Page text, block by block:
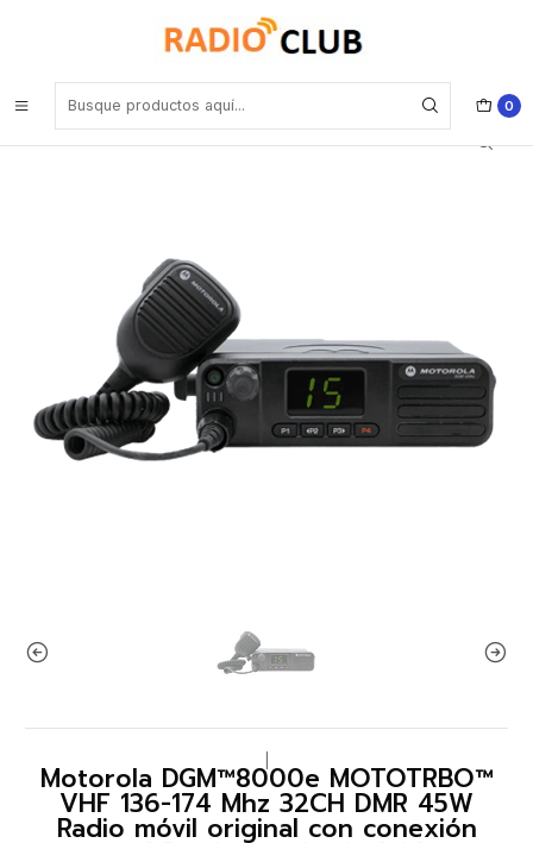
0
Motorola DGM™8000e MOTOTRBO™ VHF 136-174 Mhz 32CH DMR
45W Radio móvil original con conexión total Precio con iva incluido
Motorola DGM™8000e MOTOTRBO™
VHF 136-174 Mhz 32CH DMR 45W
Radio móvil original con conexión